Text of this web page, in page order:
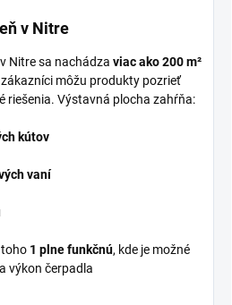
v Nitre
Nitre sa nachádza viac ako 200 m²
zákazníci môžu produkty pozrieť
riešenia. Výstavná plocha zahŕňa:
kútov
vaní
toho 1 plne funkčnú, kde je možné
výkon čerpadla